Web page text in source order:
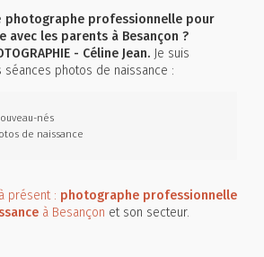
photographe professionnelle pour
avec les parents à Besançon ?
- Céline Jean. Je suis
photos de naissance :
nés
de naissance
présent : photographe professionnelle
à Besançon et son secteur.